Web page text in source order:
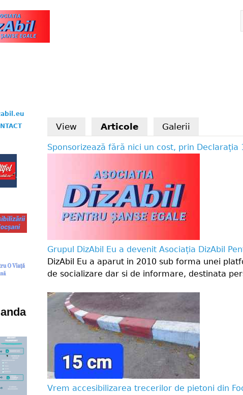
Skip to main
View Articole (active tab)
Galerii
Sponsorizează fără nici un cost, prin Declarația
Grupul DizAbil Eu a devenit Asociația DizAbil
DizAbil Eu a aparut in 2010 sub forma unei
de socializare dar si de informare, destinata
Vrem accesibilizarea trecerilor de pietoni din